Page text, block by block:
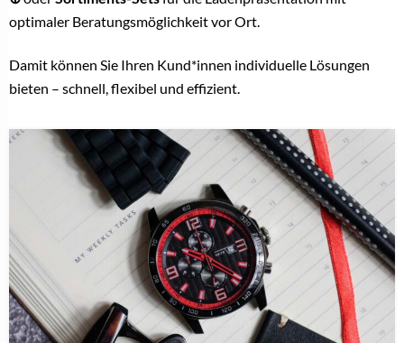
optimaler Beratungsmöglichkeit vor Ort.
Damit können Sie Ihren Kund*innen individuelle Lösungen
bieten – schnell, flexibel und effizient.